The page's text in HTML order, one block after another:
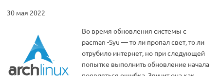
30 мая 2022
Во время обновления системы с
pacman -Syu — то ли пропал свет, то ли
отрубило интернет, но при следующей
попытке выполнить обновление начала